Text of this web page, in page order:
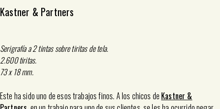
Kastner & Partners
Serigrafía a 2 tintas sobre tiritas de tela.
2.600 tiritas.
73 x 18 mm.
Este ha sido uno de esos trabajos finos. A los chicos de Kastner &